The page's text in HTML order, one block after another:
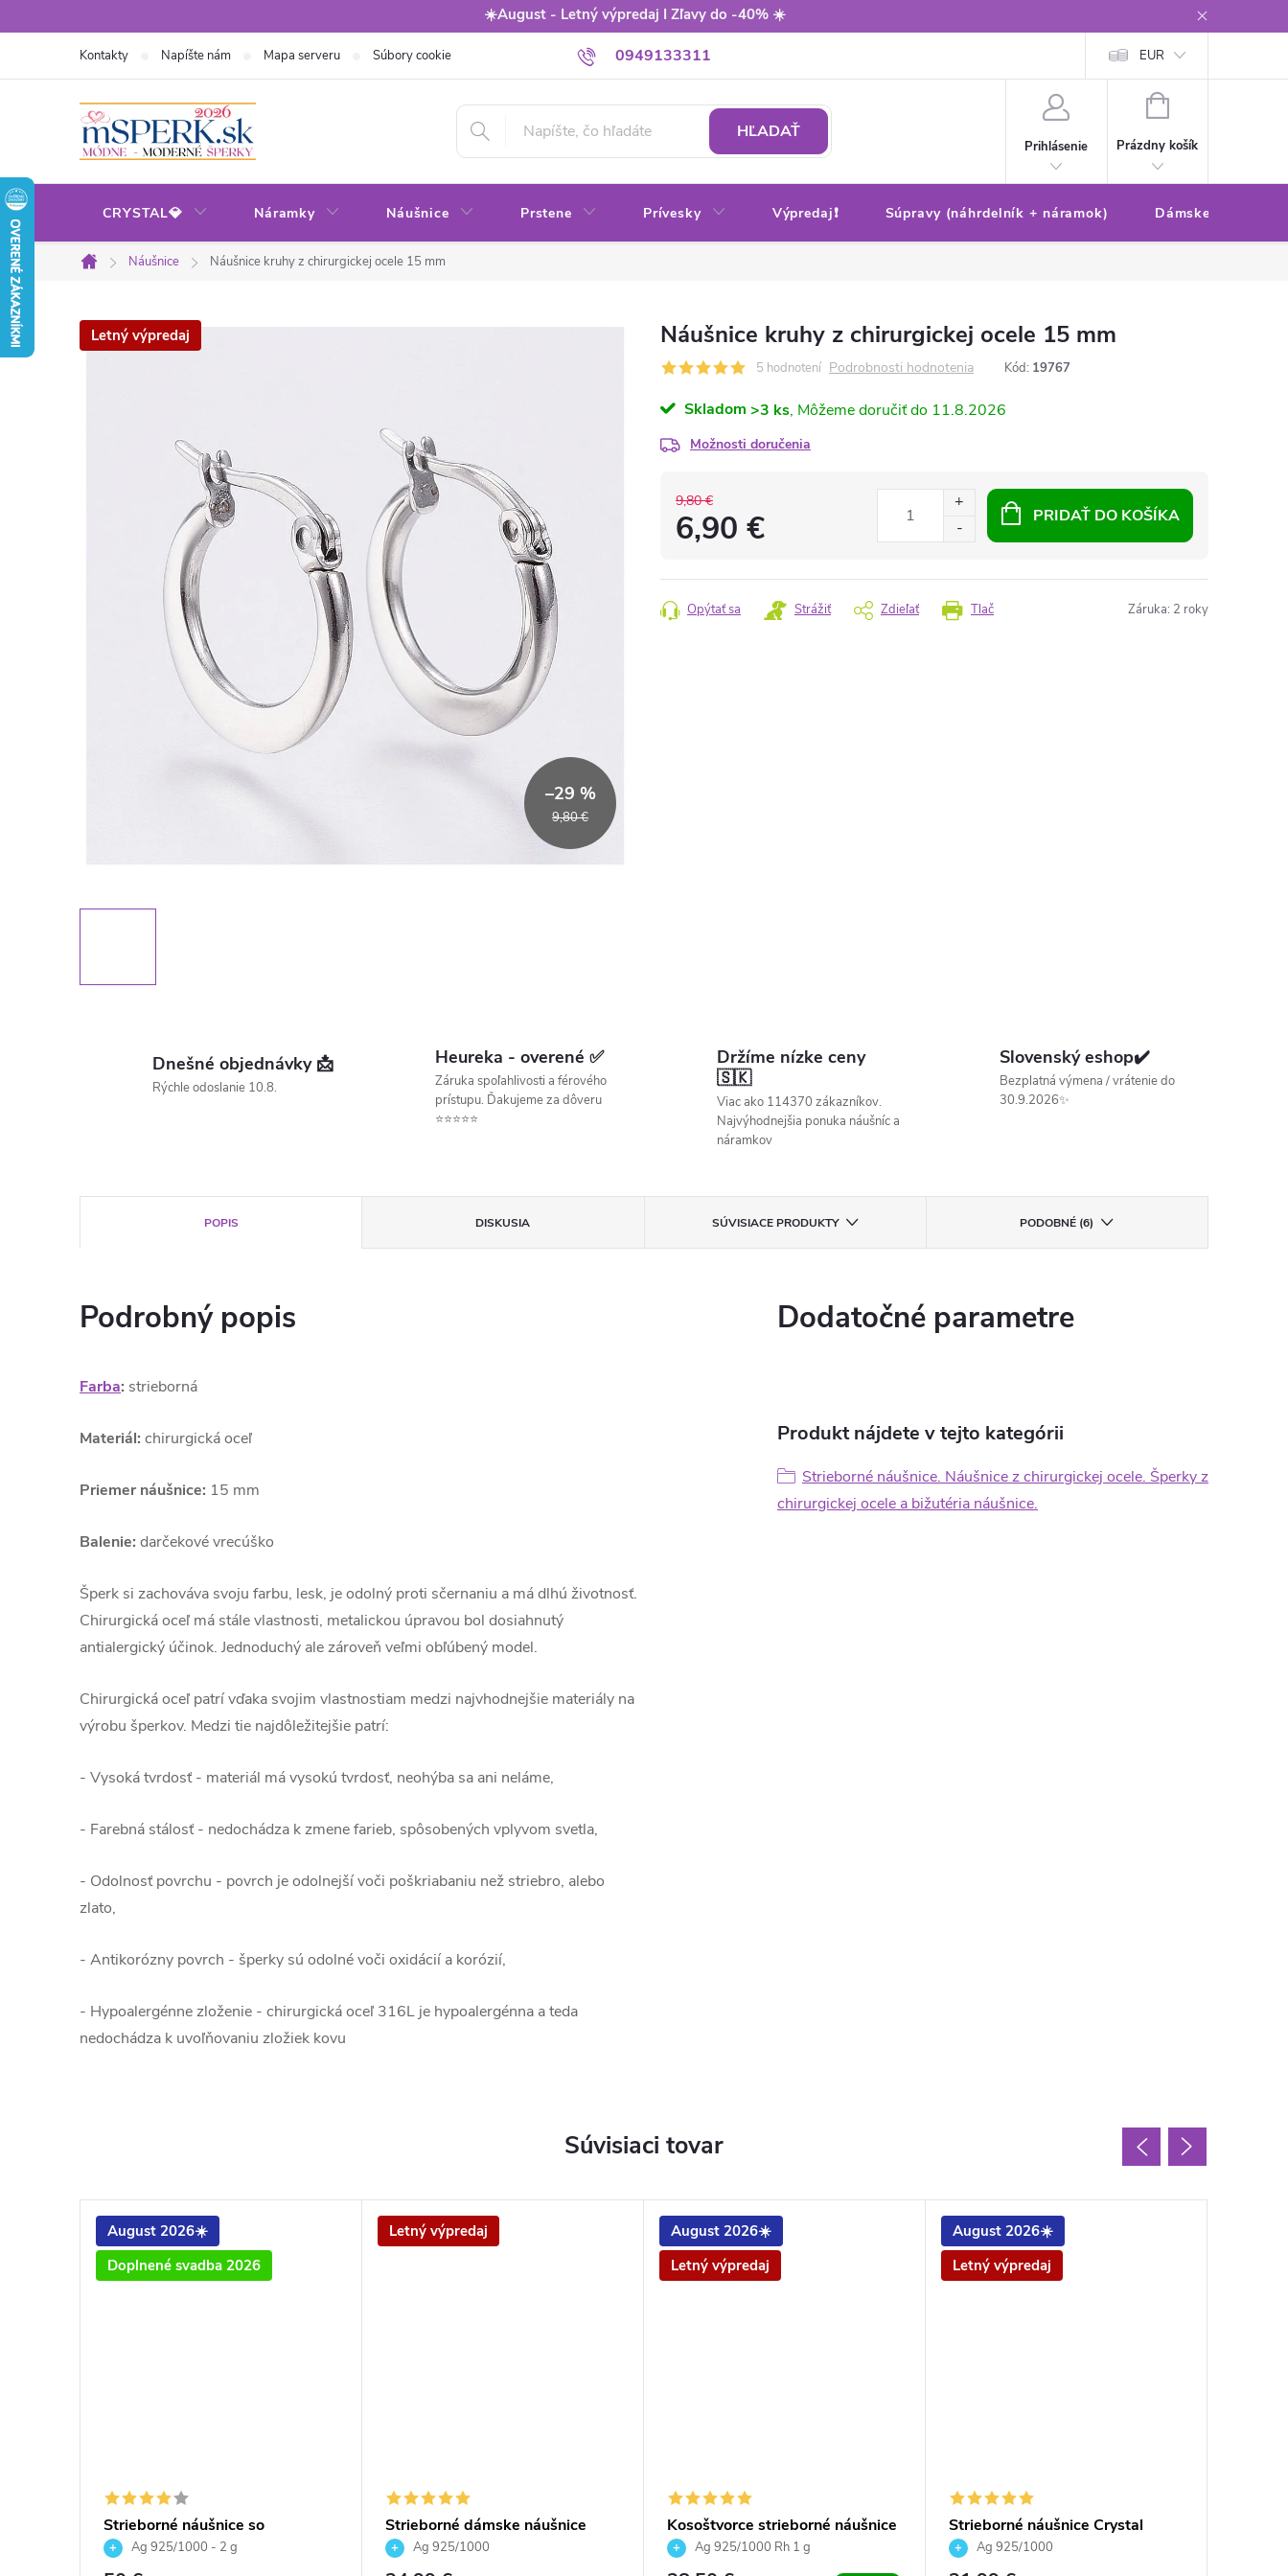
na
☀️August - Letný výpredaj I Zľavy do -40% ☀️
0949133311
Kontakty Napíšte nám Mapa serveru Súbory cookie Obchodné podmienky Ochrana osobných údajov
EUR
HĽADAŤ
Prihlásenie
NÁKUPNÝ
Prázdny košík
CRYSTAL💎 Náramky Náušnice Prstene Prívesky Výpredaj❗ Súpravy (náhrdelník + náramok) Dámske sety
Domov
Náušnice Náušnice kruhy z chirurgickej ocele 15 mm
Letný výpredaj
9,80 €
–29 %
Náušnice kruhy z chirurgickej ocele 15 mm
5 hodnotení Podrobnosti hodnotenia Kód: 19767
Skladom >3 ks 11.8.2026
Možnosti doručenia
9,80 €
6,90 €
cena:
PRIDAŤ DO KOŠÍKA
Tlač
Opýtať sa Strážiť Zdieľať Záruka: 2 roky
Dnešné objednávky 📩
Rýchle odoslanie 10.8.
Heureka - overené ✅
Záruka spoľahlivosti a férového
prístupu. Ďakujeme za dôveru
⭐⭐⭐⭐⭐
Držíme nízke ceny
🇸🇰
Viac ako 114370 zákazníkov.
Najvýhodnejšia ponuka náušníc a
náramkov
Slovenský eshop✔️
Bezplatná výmena / vrátenie do
30.9.2026✨
POPIS DISKUSIA SÚVISIACE PRODUKTY PODOBNÉ (6)
Podrobný popis
Farba: strieborná
Materiál: chirurgická oceľ
Priemer náušnice: 15 mm
Balenie: darčekové vrecúško
Šperk si zachováva svoju farbu, lesk, je odolný proti sčernaniu a má dlhú životnosť.
Chirurgická oceľ má stále vlastnosti, metalickou úpravou bol dosiahnutý
antialergický účinok. Jednoduchý ale zároveň veľmi obľúbený model.
Chirurgická oceľ patrí vďaka svojim vlastnostiam medzi najvhodnejšie materiály na
výrobu šperkov. Medzi tie najdôležitejšie patrí:
- Vysoká tvrdosť - materiál má vysokú tvrdosť, neohýba sa ani neláme,
- Farebná stálosť - nedochádza k zmene farieb, spôsobených vplyvom svetla,
- Odolnosť povrchu - povrch je odolnejší voči poškriabaniu než striebro, alebo
zlato,
- Antikorózny povrch - šperky sú odolné voči oxidácií a korózií,
- Hypoalergénne zloženie - chirurgická oceľ 316L je hypoalergénna a teda
nedochádza k uvoľňovaniu zložiek kovu
Dodatočné parametre
Produkt nájdete v tejto kategórii
Strieborné náušnice. Náušnice z chirurgickej ocele. Šperky z
chirurgickej ocele a bižutéria náušnice.
Súvisiaci tovar
August 2026☀️
Doplnené svadba 2026
Strieborné náušnice so
Swarovski Crystals okrúhle -
crystal ab
Ag 925/1000 - 2 g
Letný výpredaj
Strieborné dámske náušnice
Srdcia Crystal Heliotrope
Ag 925/1000
August 2026☀️
Letný výpredaj
Kosoštvorce strieborné náušnice
so Swarovski Crystals
Ag 925/1000 Rh 1 g
August 2026☀️
Letný výpredaj
Strieborné náušnice Crystal
silver night 6106
Ag 925/1000